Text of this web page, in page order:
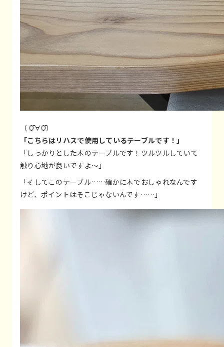
（ Ō∀Ō）
「こちらはリハスで使用しているテーブルです！」
「しっかりとした木のテーブルです！ツルツルしていて
触り心地が良いですよ～」
「そしてこのテーブル……確かに木でおしゃれなんです
けど、ポイントはそこじゃないんです……」